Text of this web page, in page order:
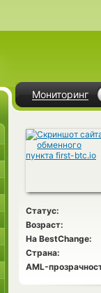
Мониторинг
Статус:
Возраст:
На BestChange:
Страна:
AML-